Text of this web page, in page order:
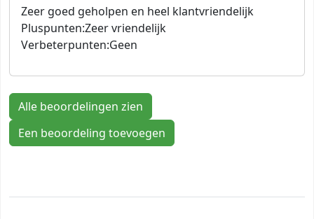
Zeer goed geholpen en heel klantvriendelijk
Pluspunten:Zeer vriendelijk
Verbeterpunten:Geen
Alle beoordelingen zien
Een beoordeling toevoegen